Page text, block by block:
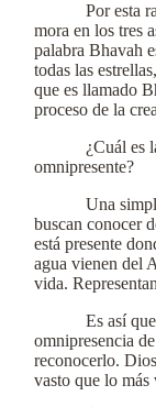
Por esta
mora en los tres
palabra Bhavah
todas las
que es llamado
proceso de la
¿Cuál es
omnipresente?
Una
buscan conocer
está presente
agua vienen del
vida.
Es así
omnipresencia
reconocerlo.
vasto que lo más